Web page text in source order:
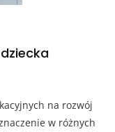
na rozwój
w różnych